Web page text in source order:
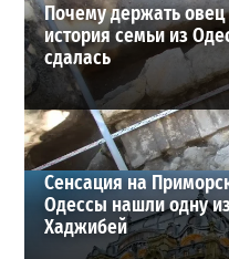
Почему держать
история семьи из
сдалась
Сенсация на
Одессы нашли одну
Хаджибей